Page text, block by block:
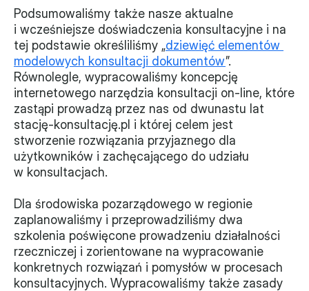
Podsumowaliśmy także nasze aktualne
i wcześniejsze doświadczenia konsultacyjne i na
tej podstawie określiliśmy „dziewięć elementów
modelowych konsultacji dokumentów”.
Równolegle, wypracowaliśmy koncepcję
internetowego narzędzia konsultacji on-line, które
zastąpi prowadzą przez nas od dwunastu lat
stację-konsultację.pl i której celem jest
stworzenie rozwiązania przyjaznego dla
użytkowników i zachęcającego do udziału
w konsultacjach.
Dla środowiska pozarządowego w regionie
zaplanowaliśmy i przeprowadziliśmy dwa
szkolenia poświęcone prowadzeniu działalności
rzeczniczej i zorientowane na wypracowanie
konkretnych rozwiązań i pomysłów w procesach
konsultacyjnych. Wypracowaliśmy także zasady